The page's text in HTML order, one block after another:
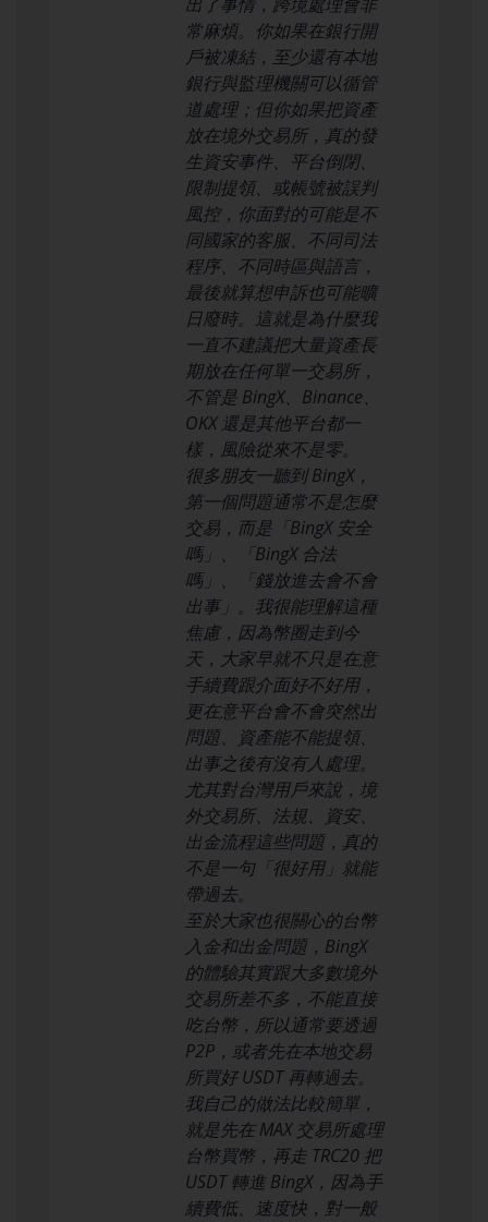
常麻煩。你如果在銀行開
戶被凍結，至少還有本地
銀行與監理機關可以循管
道處理；但你如果把資產
放在境外交易所，真的發
生資安事件、平台倒閉、
限制提領、或帳號被誤判
風控，你面對的可能是不
同國家的客服、不同司法
程序、不同時區與語言，
最後就算想申訴也可能曠
日廢時。這就是為什麼我
一直不建議把大量資產長
期放在任何單一交易所，
不管是 BingX、Binance、
OKX 還是其他平台都一
樣，風險從來不是零。
很多朋友一聽到 BingX，
第一個問題通常不是怎麼
交易，而是「BingX 安全
嗎」、「BingX 合法
嗎」、「錢放進去會不會
出事」。我很能理解這種
焦慮，因為幣圈走到今
天，大家早就不只是在意
手續費跟介面好不好用，
更在意平台會不會突然出
問題、資產能不能提領、
出事之後有沒有人處理。
尤其對台灣用戶來說，境
外交易所、法規、資安、
出金流程這些問題，真的
不是一句「很好用」就能
帶過去。
至於大家也很關心的台幣
入金和出金問題，BingX
的體驗其實跟大多數境外
交易所差不多，不能直接
吃台幣，所以通常要透過
P2P，或者先在本地交易
所買好 USDT 再轉過去。
我自己的做法比較簡單，
就是先在 MAX 交易所處理
台幣買幣，再走 TRC20 把
USDT 轉進 BingX，因為手
續費低、速度快，對一般